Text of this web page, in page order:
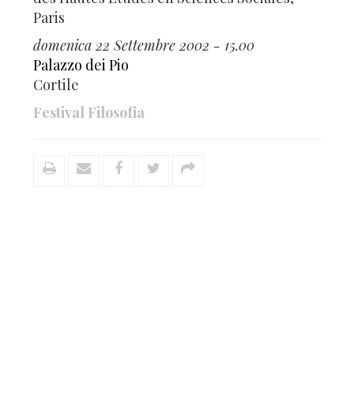
Paris
domenica 22 Settembre 2002 - 15.00
Palazzo dei Pio
Cortile
Festival Filosofia